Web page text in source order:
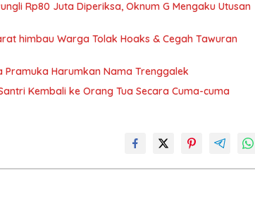
Rp80 Juta Diperiksa, Oknum G Mengaku Utusan
himbau Warga Tolak Hoaks & Cegah Tawuran
Pramuka Harumkan Nama Trenggalek
Kembali ke Orang Tua Secara Cuma-cuma